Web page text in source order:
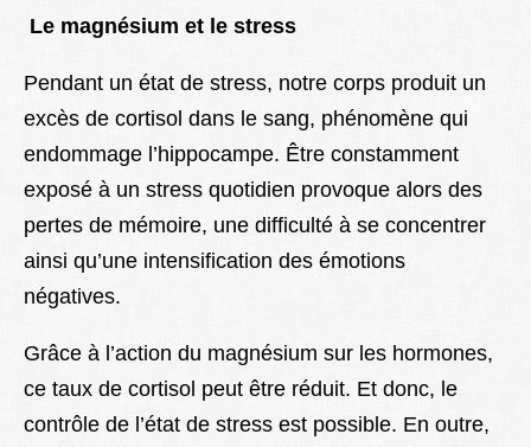
Le magnésium et le stress
Pendant un état de stress, notre corps produit un
excès de cortisol dans le sang, phénomène qui
endommage l’hippocampe. Être constamment
exposé à un stress quotidien provoque alors des
pertes de mémoire, une difficulté à se concentrer
ainsi qu’une intensification des émotions
négatives.
Grâce à l’action du magnésium sur les hormones,
ce taux de cortisol peut être réduit. Et donc, le
contrôle de l’état de stress est possible. En outre,